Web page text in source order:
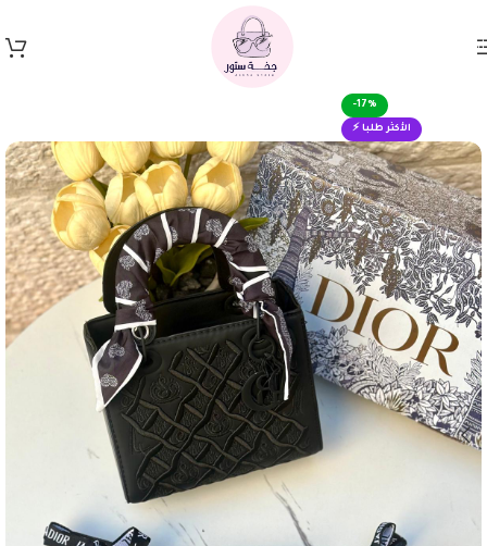
Skip to main content
-17%
الأكثر طلبا ⚡